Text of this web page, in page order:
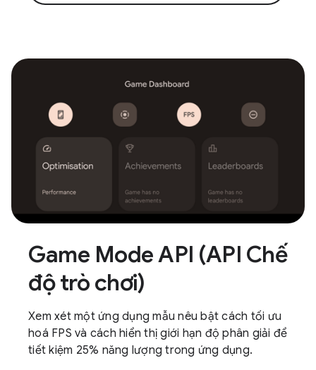
Game Mode API (API Chế
độ trò chơi)
Xem xét một ứng dụng mẫu nêu bật cách tối ưu
hoá FPS và cách hiển thị giới hạn độ phân giải để
tiết kiệm 25% năng lượng trong ứng dụng.